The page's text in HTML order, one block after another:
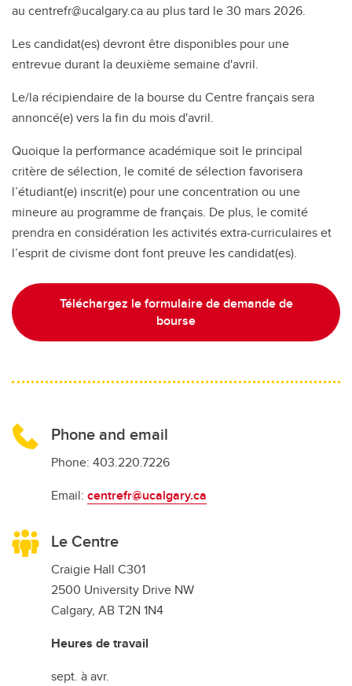
au centrefr@ucalgary.ca au plus tard le 30 mars 2026.
Les candidat(es) devront être disponibles pour une
entrevue durant la deuxième semaine d'avril.
Le/la récipiendaire de la bourse du Centre français sera
annoncé(e) vers la fin du mois d'avril.
Quoique la performance académique soit le principal
critère de sélection, le comité de sélection favorisera
l’étudiant(e) inscrit(e) pour une concentration ou une
mineure au programme de français. De plus, le comité
prendra en considération les activités extra-curriculaires et
l’esprit de civisme dont font preuve les candidat(es).
Téléchargez le formulaire de demande de
bourse
Phone and email
Phone: 403.220.7226
Email: centrefr@ucalgary.ca
Le Centre
Craigie Hall C301
2500 University Drive NW
Calgary, AB T2N 1N4
Heures de travail
sept. à avr.